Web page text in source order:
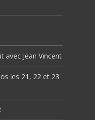
avec Jean Vincent
les 21, 22 et 23